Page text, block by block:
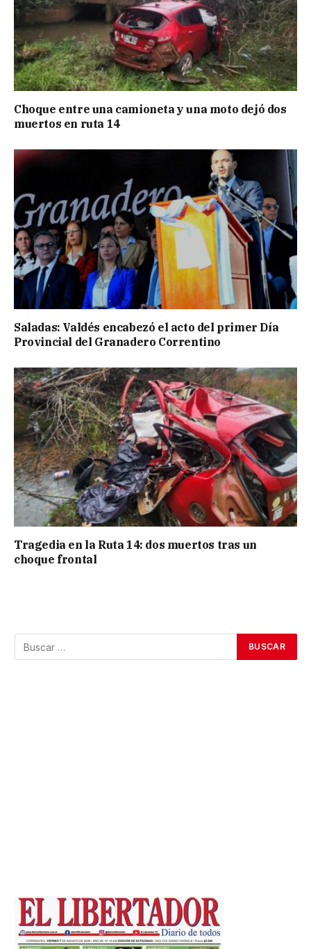
Choque entre una camioneta y una moto dejó dos
muertos en ruta 14
Saladas: Valdés encabezó el acto del primer Día
Provincial del Granadero Correntino
Tragedia en la Ruta 14: dos muertos tras un
choque frontal